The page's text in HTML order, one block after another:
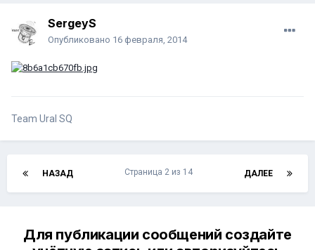
SergeyS
Опубликовано 16 февраля, 2014
Team Ural SQ
НАЗАД ДАЛЕЕ
Страница 2 из 14
Для публикации сообщений создайте